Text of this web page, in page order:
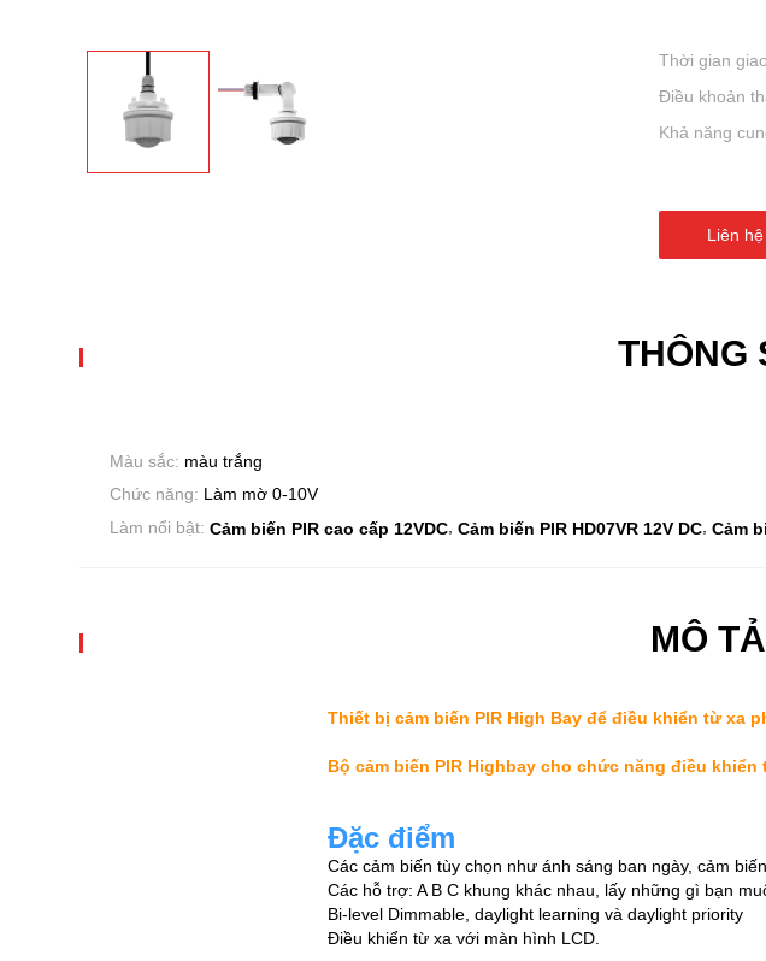
Thời gian
Điều khoản
Khả năng
Liên
THÔNG
Màu sắc: màu trắng
Chức năng: Làm mờ 0-10V
Làm nổi bật: Cảm biến PIR cao cấp 12VDC, Cảm biến PIR HD07VR 12V DC, Cảm
MÔ
Thiết bị cảm biến PIR High Bay để điều khiển từ xa
Bộ cảm biến PIR Highbay cho chức năng điều
Đặc điểm
Các cảm biến tùy chọn như ánh sáng ban ngày, cảm
Các hỗ trợ: A B C khung khác nhau, lấy những gì bạn
Bi-level Dimmable, daylight learning và daylight priority
Điều khiển từ xa với màn hình LCD.